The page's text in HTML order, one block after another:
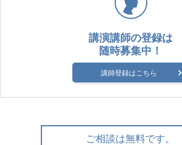
講演講師の登録は
随時募集中！
講師登録はこちら
ご相談は無料です。